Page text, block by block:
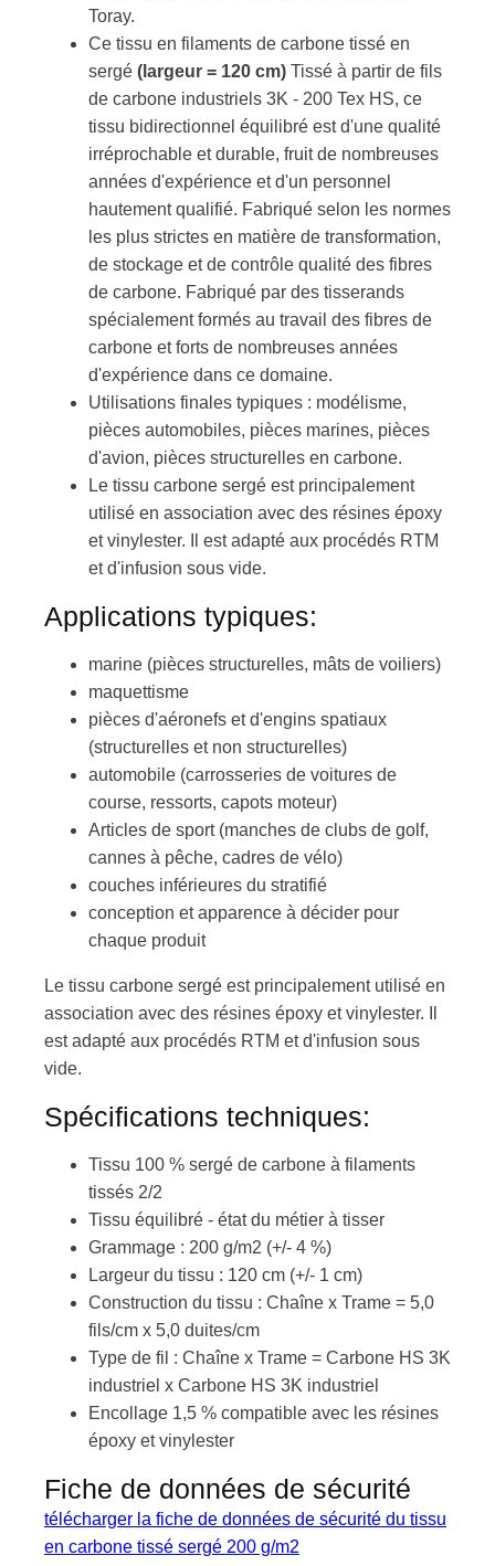
Toray.
Ce tissu en filaments de carbone tissé en
sergé (largeur = 120 cm) Tissé à partir de fils
de carbone industriels 3K - 200 Tex HS, ce
tissu bidirectionnel équilibré est d'une qualité
irréprochable et durable, fruit de nombreuses
années d'expérience et d'un personnel
hautement qualifié. Fabriqué selon les normes
les plus strictes en matière de transformation,
de stockage et de contrôle qualité des fibres
de carbone. Fabriqué par des tisserands
spécialement formés au travail des fibres de
carbone et forts de nombreuses années
d'expérience dans ce domaine.
Utilisations finales typiques : modélisme,
pièces automobiles, pièces marines, pièces
d'avion, pièces structurelles en carbone.
Le tissu carbone sergé est principalement
utilisé en association avec des résines époxy
et vinylester. Il est adapté aux procédés RTM
et d'infusion sous vide.
Applications typiques:
marine (pièces structurelles, mâts de voiliers)
maquettisme
pièces d'aéronefs et d'engins spatiaux
(structurelles et non structurelles)
automobile (carrosseries de voitures de
course, ressorts, capots moteur)
Articles de sport (manches de clubs de golf,
cannes à pêche, cadres de vélo)
couches inférieures du stratifié
conception et apparence à décider pour
chaque produit
Le tissu carbone sergé est principalement utilisé en
association avec des résines époxy et vinylester. Il
est adapté aux procédés RTM et d'infusion sous
vide.
Spécifications techniques:
Tissu 100 % sergé de carbone à filaments
tissés 2/2
Tissu équilibré - état du métier à tisser
Grammage : 200 g/m2 (+/- 4 %)
Largeur du tissu : 120 cm (+/- 1 cm)
Construction du tissu : Chaîne x Trame = 5,0
fils/cm x 5,0 duites/cm
Type de fil : Chaîne x Trame = Carbone HS 3K
industriel x Carbone HS 3K industriel
Encollage 1,5 % compatible avec les résines
époxy et vinylester
Fiche de données de sécurité
télécharger la fiche de données de sécurité du tissu
en carbone tissé sergé 200 g/m2